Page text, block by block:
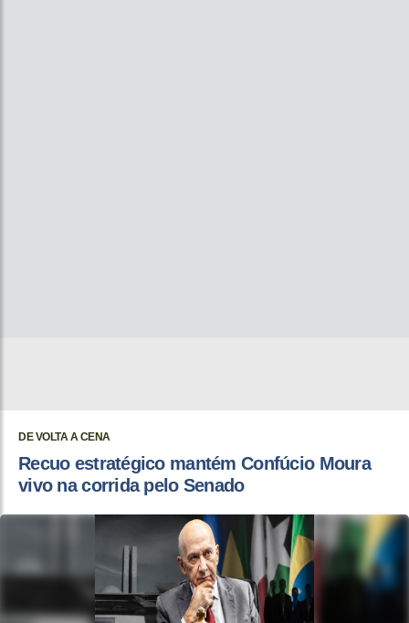
DE VOLTA A CENA
Recuo estratégico mantém Confúcio Moura
vivo na corrida pelo Senado